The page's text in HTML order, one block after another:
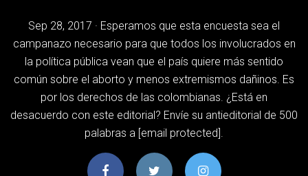
Sep 28, 2017 · Esperamos que esta encuesta sea el
campanazo necesario para que todos los involucrados en
la política pública vean que el país quiere más sentido
común sobre el aborto y menos extremismos dañinos. Es
por los derechos de las colombianas. ¿Está en
desacuerdo con este editorial? Envíe su antieditorial de 500
palabras a [email protected].